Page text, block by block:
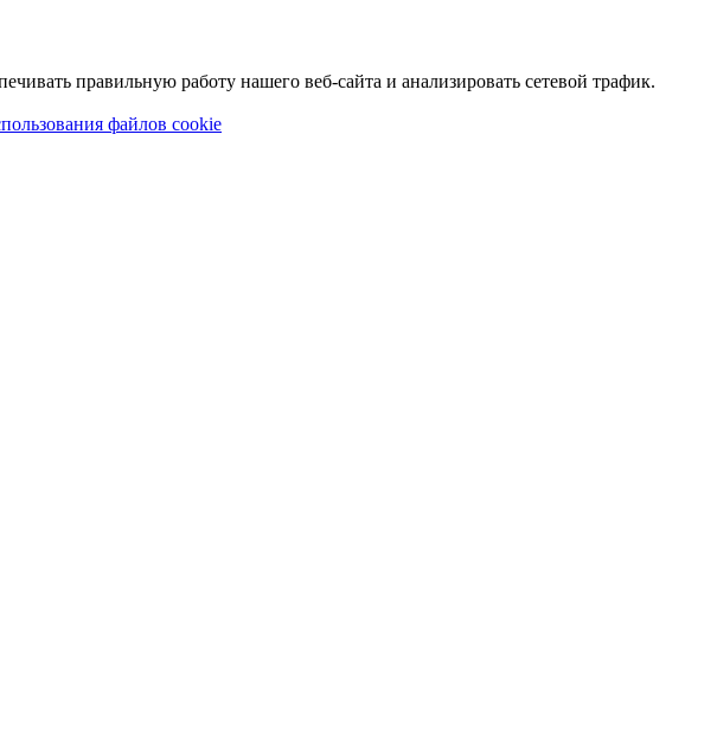
правильную работу нашего веб-сайта и анализировать сетевой трафик.
файлов cookie